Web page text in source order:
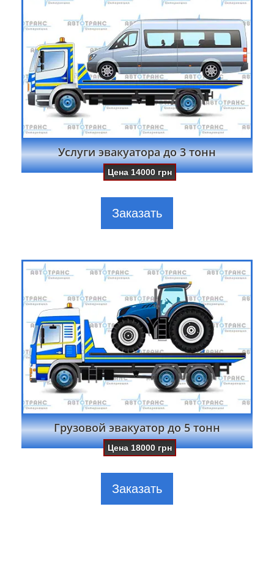
Услуги эвакуатора до 3 тонн
Цена14000 грн
Заказать
Грузовой эвакуатор до 5 тонн
Цена 18000 грн
Заказать